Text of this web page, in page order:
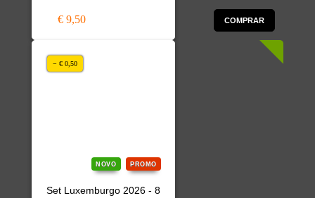
€ 9,50 COMPRAR
NOVO PROMO
Set Luxemburgo 2026 - 8
− € 0,50